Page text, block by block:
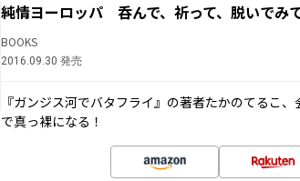
純情ヨーロッパ 呑んで、祈って、脱いでみ
BOOKS
2016.09.30 発売
『ガンジス河でバタフライ』の著者たかのてるこ
で真っ裸になる！